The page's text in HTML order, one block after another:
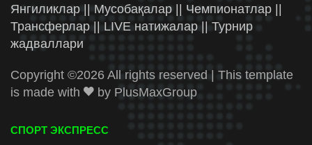
Янгиликлар || Мусобақалар || Чемпионатлар ||
Трансферлар || LIVE натижалар || Турнир
жадваллари
Copyright ©2026 All rights reserved | This template
is made with
by PlusMaxGroup
СПОРТ ЭКСПРЕСС